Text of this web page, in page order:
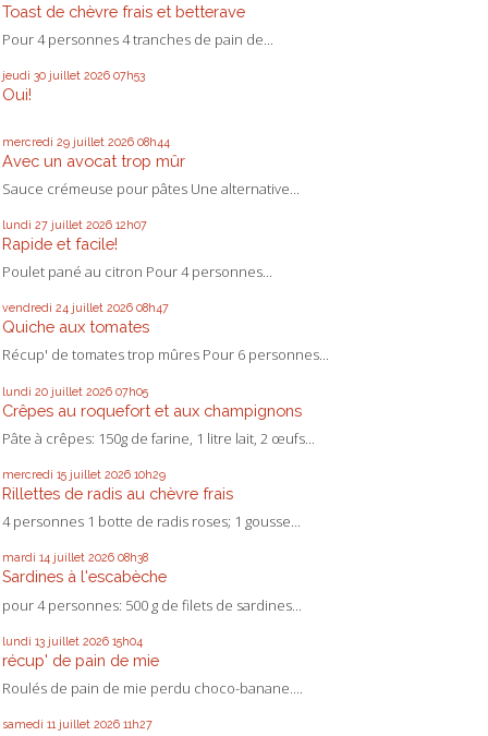
Toast de chèvre frais et betterave
Pour 4 personnes 4 tranches de pain de...
jeudi 30 juillet 2026 07h53
Oui!
mercredi 29 juillet 2026 08h44
Avec un avocat trop mûr
Sauce crémeuse pour pâtes Une alternative...
lundi 27 juillet 2026 12h07
Rapide et facile!
Poulet pané au citron Pour 4 personnes...
vendredi 24 juillet 2026 08h47
Quiche aux tomates
Récup' de tomates trop mûres Pour 6 personnes...
lundi 20 juillet 2026 07h05
Crêpes au roquefort et aux champignons
Pâte à crêpes: 150g de farine, 1 litre lait, 2 œufs...
mercredi 15 juillet 2026 10h29
Rillettes de radis au chèvre frais
4 personnes 1 botte de radis roses; 1 gousse...
mardi 14 juillet 2026 08h38
Sardines à l'escabèche
pour 4 personnes: 500 g de filets de sardines...
lundi 13 juillet 2026 15h04
récup' de pain de mie
Roulés de pain de mie perdu choco-banane....
samedi 11 juillet 2026 11h27